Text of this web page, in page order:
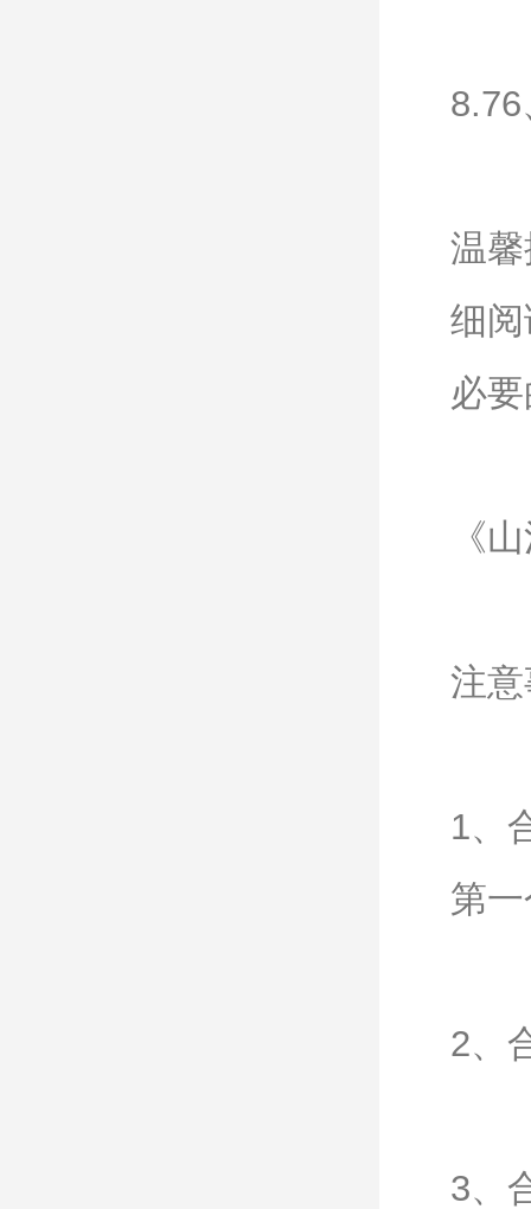
温
细
必
《
注
1、
第
2、
3、